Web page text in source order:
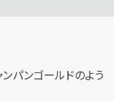
パンゴールドのよう